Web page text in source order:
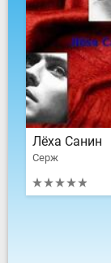
Лёха Санин
Серж